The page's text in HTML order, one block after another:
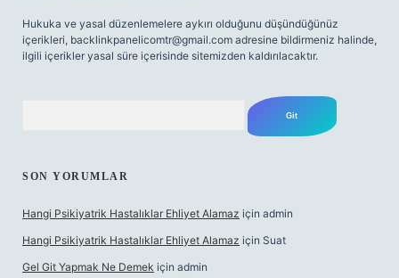
Hukuka ve yasal düzenlemelere aykırı olduğunu düşündüğünüz
içerikleri, backlinkpanelicomtr@gmail.com adresine bildirmeniz halinde,
ilgili içerikler yasal süre içerisinde sitemizden kaldırılacaktır.
SON YORUMLAR
Hangi Psikiyatrik Hastalıklar Ehliyet Alamaz için admin
Hangi Psikiyatrik Hastalıklar Ehliyet Alamaz için Suat
Gel Git Yapmak Ne Demek için admin